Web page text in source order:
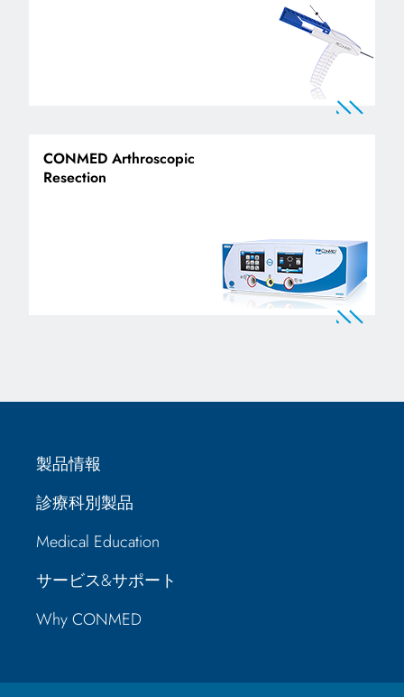
CONMED Arthroscopic
Resection
製品情報
診療科別製品
Medical Education
サービス&サポート
Why CONMED